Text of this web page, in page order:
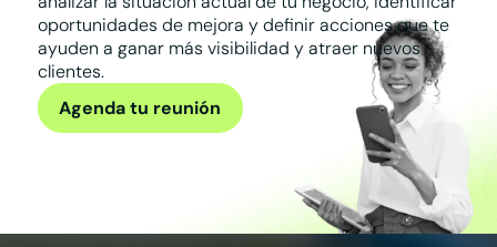
oportunidades de mejora y definir acciones que te
ayuden a ganar más visibilidad y atraer nuevos
clientes.
Agenda tu reunión